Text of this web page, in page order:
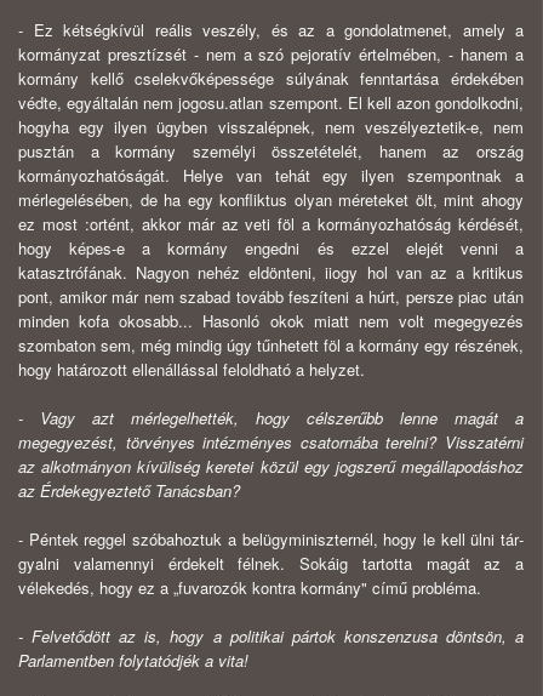
- Ez kétségkívül reális veszély, és az a gondolatmenet, amely a
kormány­zat presztízsét - nem a szó pejoratív értelmében, - hanem a
kormány kellő cse­lekvőképessége súlyának fenntartása érdekében
védte, egyáltalán nem jogosu.atlan szempont. El kell azon gondolkodni,
hogyha egy ilyen ügyben vissza­lépnek, nem veszélyeztetik-e, nem
pusztán a kormány személyi összetételét, ha­nem az ország
kormányozhatóságát. Helye van tehát egy ilyen szempontnak a
mérlegelésében, de ha egy konfliktus olyan méreteket ölt, mint ahogy
ez most :ortént, akkor már az veti föl a kormányozhatóság kérdését,
hogy képes-e a kor­mány engedni és ezzel elejét venni a
katasztrófának. Nagyon nehéz eldönteni, iiogy hol van az a kritikus
pont, amikor már nem szabad tovább feszíteni a húrt, persze piac után
minden kofa okosabb... Hasonló okok miatt nem volt meg­egyezés
szombaton sem, még mindig úgy tűnhetett föl a kormány egy részének,
hogy határozott ellenállással feloldható a helyzet.
- Vagy azt mérlegelhették, hogy célszerűbb lenne magát a
megegyezést, törvényes intézményes csatornába terelni? Visszatérni
az alkotmányon kívüliség keretei közül egy jogszerű megállapodáshoz
az Érdekegyeztető Tanácsban?
- Péntek reggel szóbahoztuk a belügyminiszternél, hogy le kell ülni tár­
gyalni valamennyi érdekelt félnek. Sokáig tartotta magát az a
vélekedés, hogy ez a „fuvarozók kontra kormány" című probléma.
- Felvetődött az is, hogy a politikai pártok konszenzusa döntsön, a
Parlamentben folytatódjék a vita!